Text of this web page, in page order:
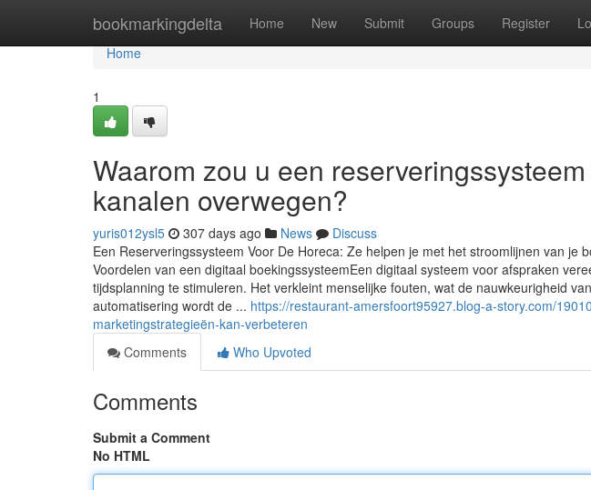
bookmarkingdelta Home New Submit Groups Register
Home
Home
1
Waarom zou u een
kanalen overwegen?
yuris012ysl5 307 days ago News
Discuss
Een Reserveringssysteem Voor De Horeca: Ze helpen je met het stroomlijnen van je
Voordelen van een digitaal boekingssysteemEen digitaal systeem voor afspraken
tijdsplanning te stimuleren. Het verkleint menselijke fouten, wat de nauwkeurigheid
automatisering wordt de ... https://restaurant-amersfoort95927.blog-a-story.com/
marketingstrategieën-kan-verbeteren
Comments
Who Upvoted
Comments
Submit a Comment
No HTML